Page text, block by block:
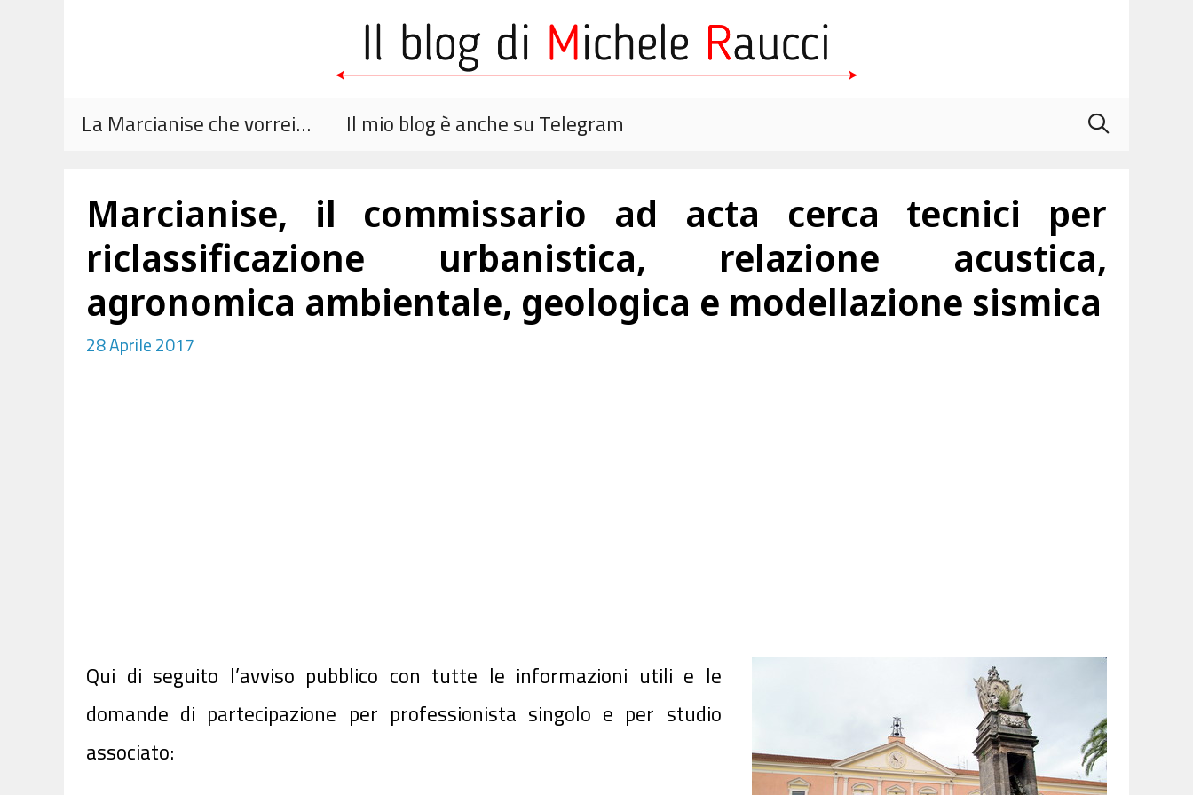
La Marcianise che vorrei… Il mio blog è anche su Telegram
Marcianise, il commissario ad acta cerca tecnici per
riclassificazione urbanistica, relazione acustica,
agronomica ambientale, geologica e modellazione sismica
28 Aprile 2017
Qui di seguito l’avviso pubblico con tutte le informazioni utili e le
domande di partecipazione per professionista singolo e per studio
associato: